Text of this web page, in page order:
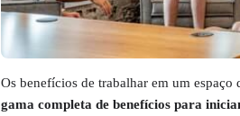
Os benefícios de trabalhar em um
gama completa de benefícios para